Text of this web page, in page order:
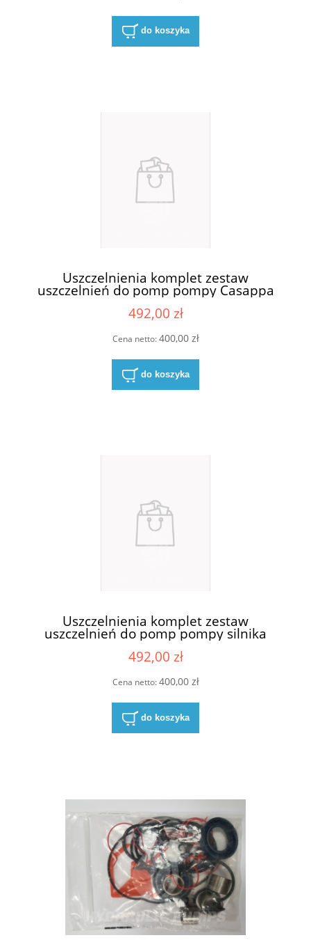
do koszyka
Uszczelnienia komplet zestaw
uszczelnień do pomp pompy Casappa
KP30-84E4-S/D
492,00 zł
Cena netto:400,00 zł
do koszyka
Uszczelnienia komplet zestaw
uszczelnień do pomp pompy silnika
Casappa KP30-83E3-R/B/L
492,00 zł
Cena netto:400,00 zł
do koszyka